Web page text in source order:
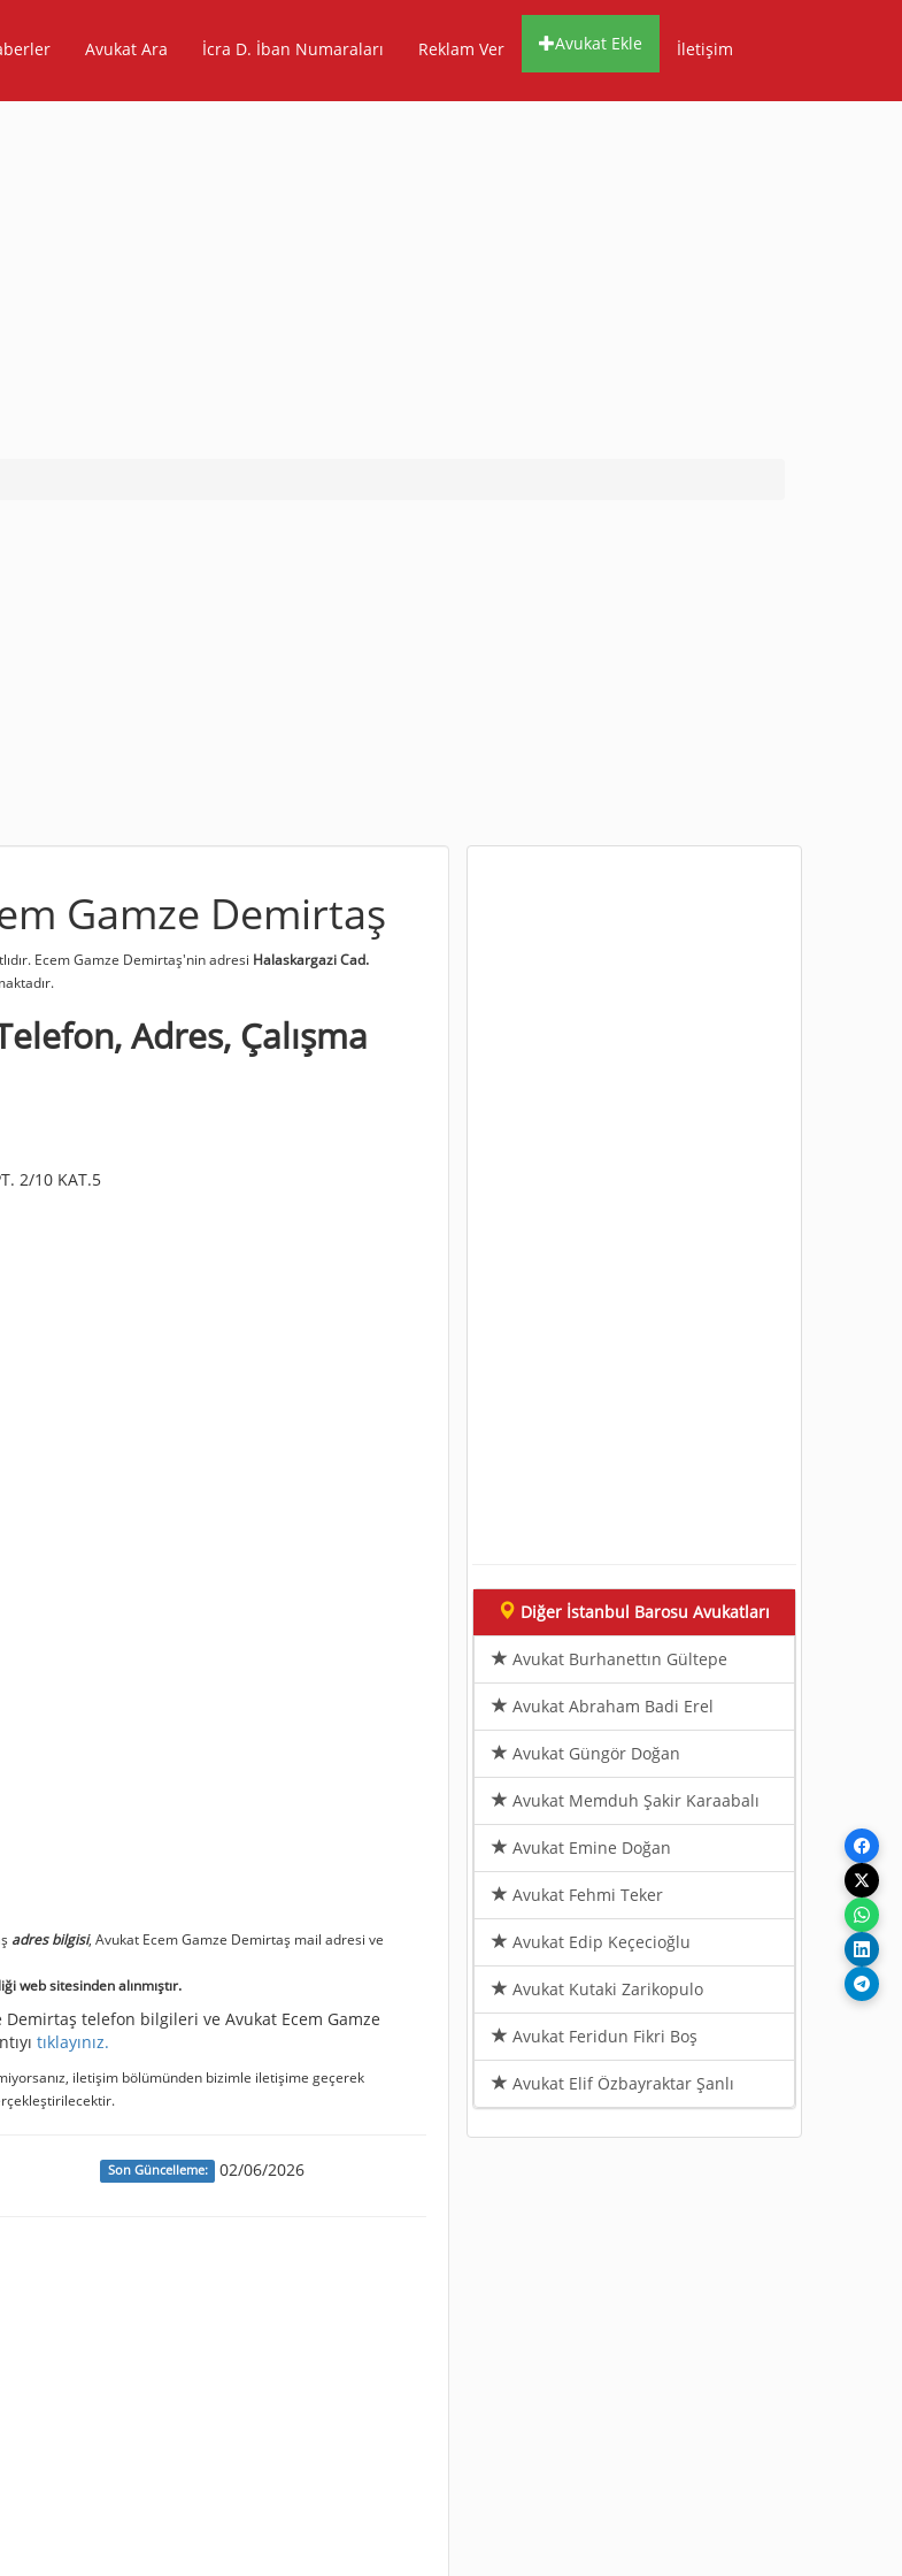
Avukat Ara İcra D. İban Numaraları Reklam Ver Avukat Ekle İletişim
Gamze Demirtaş
Ecem Gamze Demirtaş'nin adresi Halaskargazi Cad.
Adres, Çalışma
2/10 KAT.5
adres bilgisi, Avukat Ecem Gamze Demirtaş mail adresi ve
web sitesinden alınmıştır.
telefon bilgileri ve Avukat Ecem Gamze
tıklayınız.
iletişim bölümünden bizimle iletişime geçerek
Son Güncelleme: 02/06/2026
Diğer İstanbul Barosu Avukatları
Avukat Burhanettın Gültepe
Avukat Abraham Badi Erel
Avukat Güngör Doğan
Avukat Memduh Şakir Karaabalı
Avukat Emine Doğan
Avukat Fehmi Teker
Avukat Edip Keçecioğlu
Avukat Kutaki Zarikopulo
Avukat Feridun Fikri Boş
Avukat Elif Özbayraktar Şanlı